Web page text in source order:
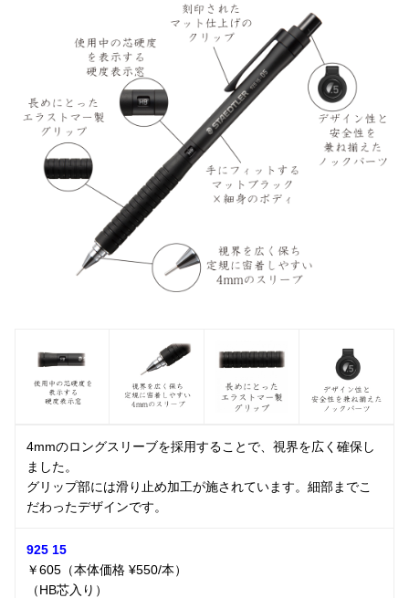
4mmのロングスリーブを採用することで、視界を広く確保し
ました。
グリップ部には滑り止め加工が施されています。細部までこ
だわったデザインです。
925 15
￥605（本体価格 ¥550/本）
（HB芯入り）